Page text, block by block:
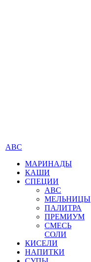
АВС
МАРИНАДЫ
КАШИ
СПЕЦИИ
АВС
МЕЛЬНИЦЫ
ПАЛИТРА
ПРЕМИУМ
СМЕСЬ
СОЛИ
КИСЕЛИ
НАПИТКИ